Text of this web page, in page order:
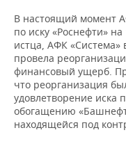
ВУЗЫ ТАТАРСТАНА
КОМУ
ТОРГОВЫЕ ЦЕНТРЫ
ТАТАРСТАНА
БАНКИ
БЮДЖЕТ
ИНВЕСТИЦИИ
АГРОПРОМ
МАШИНОСТРОЕНИЕ
НЕФТЕХИМИЯ
НЕФТЬ
НОВОСТИ
АВТО
НОВОСТИ АВТО
БИЗНЕС
НОВОСТИ БИЗНЕСА
РОЗНИЧНАЯ
ТЕХНОЛОГИИ
НОВОСТИ
МЕРОПРИЯТИЯ
В настоящий момент
по иску «Роснефти»
истца, АФК
провела
финансовый ущерб.
что реорганизация
удовлетворение иска
обогащению
находящейся под